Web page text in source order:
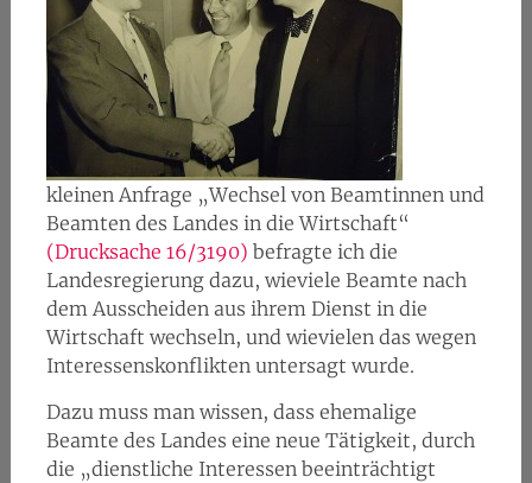
kleinen Anfrage „Wechsel von Beamtinnen und
Beamten des Landes in die Wirtschaft“
(Drucksache 16/3190) befragte ich die
Landesregierung dazu, wieviele Beamte nach
dem Ausscheiden aus ihrem Dienst in die
Wirtschaft wechseln, und wievielen das wegen
Interessenskonflikten untersagt wurde.
Dazu muss man wissen, dass ehemalige
Beamte des Landes eine neue Tätigkeit, durch
die „dienstliche Interessen beeinträchtigt